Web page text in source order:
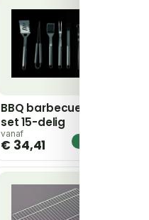
BBQ barbecue tool
set 15-delig
vanaf
€ 34,41